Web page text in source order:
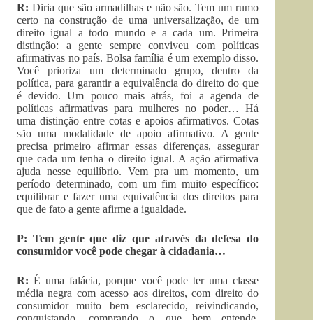
R: Diria que são armadilhas e não são. Tem um rumo
certo na construção de uma universalização, de um
direito igual a todo mundo e a cada um. Primeira
distinção: a gente sempre conviveu com políticas
afirmativas no país. Bolsa família é um exemplo disso.
Você prioriza um determinado grupo, dentro da
política, para garantir a equivalência do direito do que
é devido. Um pouco mais atrás, foi a agenda de
políticas afirmativas para mulheres no poder… Há
uma distinção entre cotas e apoios afirmativos. Cotas
são uma modalidade de apoio afirmativo. A gente
precisa primeiro afirmar essas diferenças, assegurar
que cada um tenha o direito igual. A ação afirmativa
ajuda nesse equilíbrio. Vem pra um momento, um
período determinado, com um fim muito específico:
equilibrar e fazer uma equivalência dos direitos para
que de fato a gente afirme a igualdade.
P: Tem gente que diz que através da defesa do
consumidor você pode chegar à cidadania…
R: É uma falácia, porque você pode ter uma classe
média negra com acesso aos direitos, com direito do
consumidor muito bem esclarecido, reivindicando,